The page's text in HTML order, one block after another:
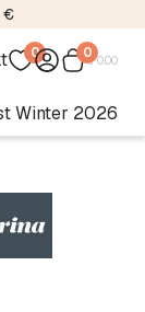
€
0 0€0.00
Winter 2026